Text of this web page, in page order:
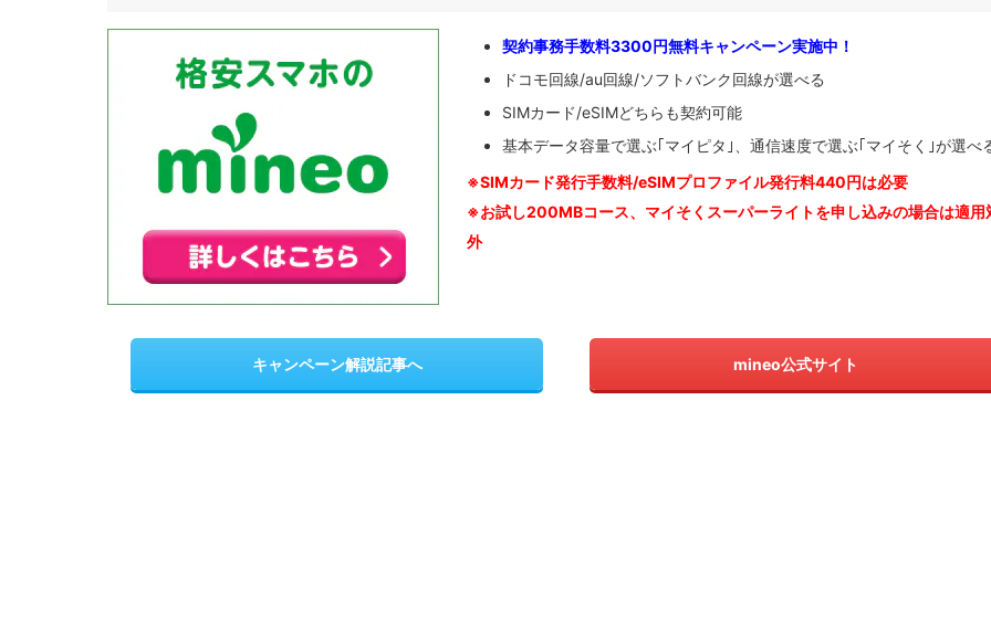
契約事務手数料3300円無料キャンペーン実施中！
ドコモ回線/au回線/ソフトバンク回線が選べる
SIMカード/eSIMどちらも契約可能
基本データ容量で選ぶ｢マイピタ｣、通信速度で選ぶ｢マイそく｣が選べ
※SIMカード発行手数料/eSIMプロファイル発行料440円は必要
※お試し200MBコース、マイそくスーパーライトを申し込みの場合は適用
外
キャンペーン解説記事へ mineo公式サイト